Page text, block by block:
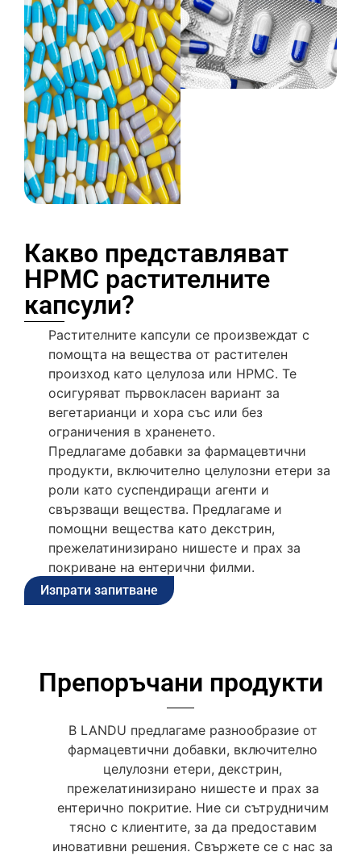
Какво представляват
HPMC растителните
капсули?
Растителните капсули се произвеждат с
помощта на вещества от растителен
произход като целулоза или HPMC. Те
осигуряват първокласен вариант за
вегетарианци и хора със или без
ограничения в храненето.
Предлагаме добавки за фармацевтични
продукти, включително целулозни етери за
роли като суспендиращи агенти и
свързващи вещества. Предлагаме и
помощни вещества като декстрин,
прежелатинизирано нишесте и прах за
покриване на ентерични филми.
Изпрати запитване
Препоръчани продукти
В LANDU предлагаме разнообразие от
фармацевтични добавки, включително
целулозни етери, декстрин,
прежелатинизирано нишесте и прах за
ентерично покритие. Ние си сътрудничим
тясно с клиентите, за да предоставим
иновативни решения. Свържете се с нас за